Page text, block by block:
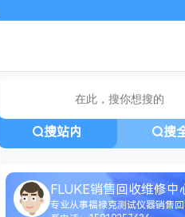
搜站内 搜
FLUKE销售回收维修中
专业从事福禄克测试仪器销售